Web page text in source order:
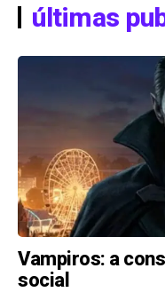
últimas
Vampiros: a
social